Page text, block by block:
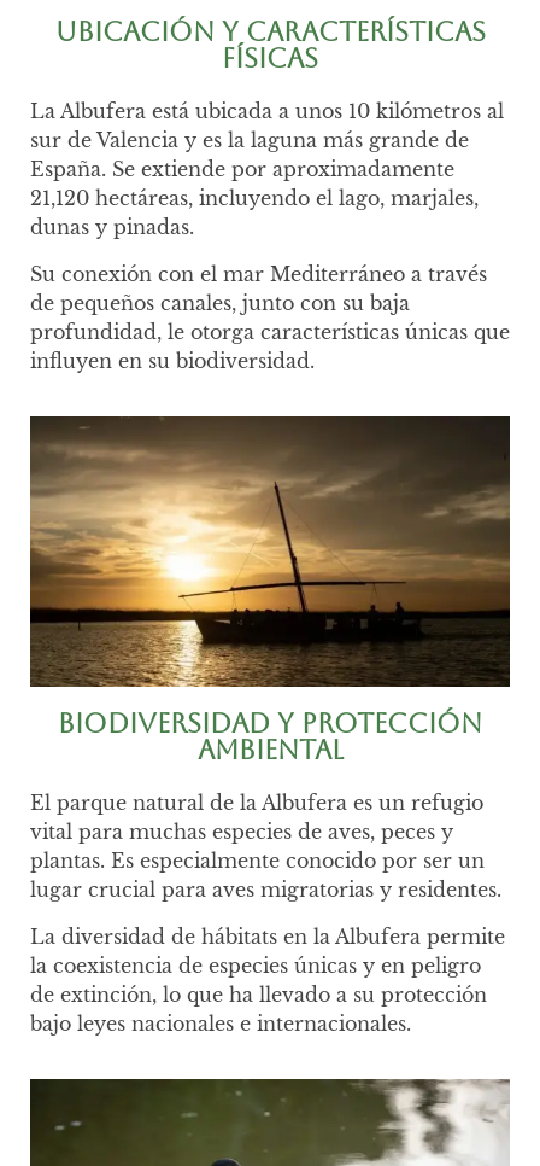
Ubicación y Características
Físicas
La Albufera está ubicada a unos 10 kilómetros al
sur de Valencia y es la laguna más grande de
España. Se extiende por aproximadamente
21,120 hectáreas, incluyendo el lago, marjales,
dunas y pinadas.
Su conexión con el mar Mediterráneo a través
de pequeños canales, junto con su baja
profundidad, le otorga características únicas que
influyen en su biodiversidad.
Biodiversidad y Protección
Ambiental
El parque natural de la Albufera es un refugio
vital para muchas especies de aves, peces y
plantas. Es especialmente conocido por ser un
lugar crucial para aves migratorias y residentes.
La diversidad de hábitats en la Albufera permite
la coexistencia de especies únicas y en peligro
de extinción, lo que ha llevado a su protección
bajo leyes nacionales e internacionales.